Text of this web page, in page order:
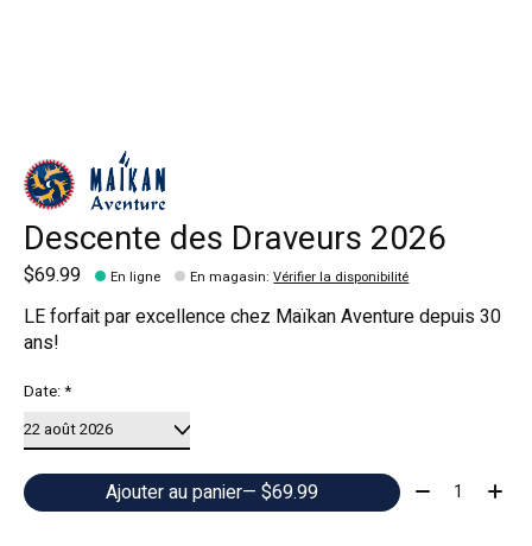
Descente des Draveurs 2026
$69.99 En ligne En magasin:Vérifier la disponibilité
LE forfait par excellence chez Maïkan Aventure depuis 30
ans!
Date:*
Ajouter au panier — $69.99 Quantité: